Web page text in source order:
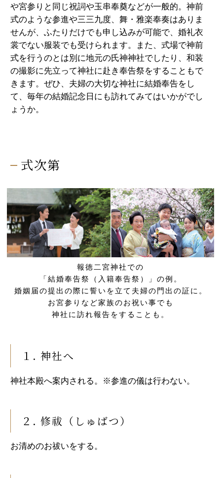
や宮参りと同じ祝詞や玉串奉奠などが一般的。神前
式のような参進や三三九度、舞・雅楽奉奏はありま
せんが、ふたりだけでも申し込みが可能で、婚礼衣
裳でない服装でも受けられます。また、式場で神前
式を行うのとは別に地元の氏神神社でしたり、和装
の撮影に先立って神社に赴き奉告祭をすることもで
きます。ぜひ、夫婦の大切な神社に結婚奉告をし
て、毎年の結婚記念日にも訪れてみてはいかがでし
ょうか。
式次第
報徳二宮神社での
「結婚奉告祭（入籍奉告祭）」の例。
婚姻届の提出の際に誓いを立て夫婦の門出の証に。
お宮参りなど家族のお祝い事でも
神社に訪れ報告をすることも。
１. 神社へ
神社本殿へ案内される。※参進の儀は行わない。
２. 修祓（しゅばつ）
お清めのお祓いをする。